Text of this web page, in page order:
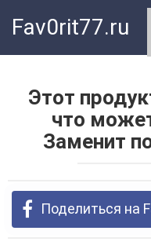
Fav0rit77.ru
Этот
что
Заменит
Поделиться на